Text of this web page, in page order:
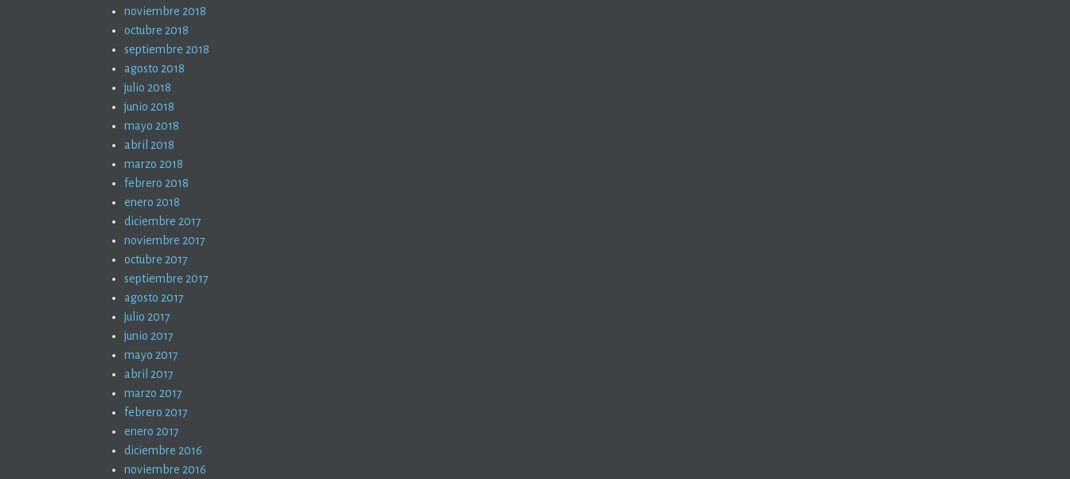
noviembre 2018
octubre 2018
septiembre 2018
agosto 2018
julio 2018
junio 2018
mayo 2018
abril 2018
marzo 2018
febrero 2018
enero 2018
diciembre 2017
noviembre 2017
octubre 2017
septiembre 2017
agosto 2017
julio 2017
junio 2017
mayo 2017
abril 2017
marzo 2017
febrero 2017
enero 2017
diciembre 2016
noviembre 2016